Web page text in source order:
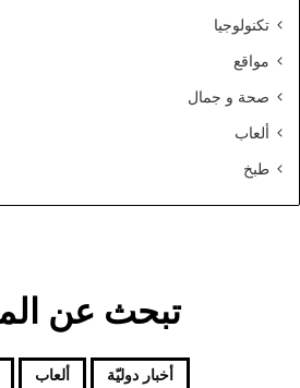
م
و
د
تكنولوجيا
مواقع
صحة و جمال
ألعاب
طبخ
تبحث عن
أخبار دوليّة ألعاب